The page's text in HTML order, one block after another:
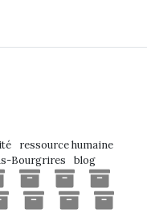
ressource humaine
Bourgrires
blog